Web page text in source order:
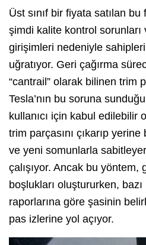
Üst sınıf bir fiyata satılan
şimdi kalite kontrol sorunları
girişimleri nedeniyle
uğratıyor. Geri çağırma
“cantrail” olarak bilinen trim
Tesla’nın bu soruna
kullanıcı için kabul edilebilir
trim parçasını çıkarıp
ve yeni somunlarla
çalışıyor. Ancak bu
boşlukları oluştururken, bazı
raporlarına göre şasinin
pas izlerine yol açıyor.